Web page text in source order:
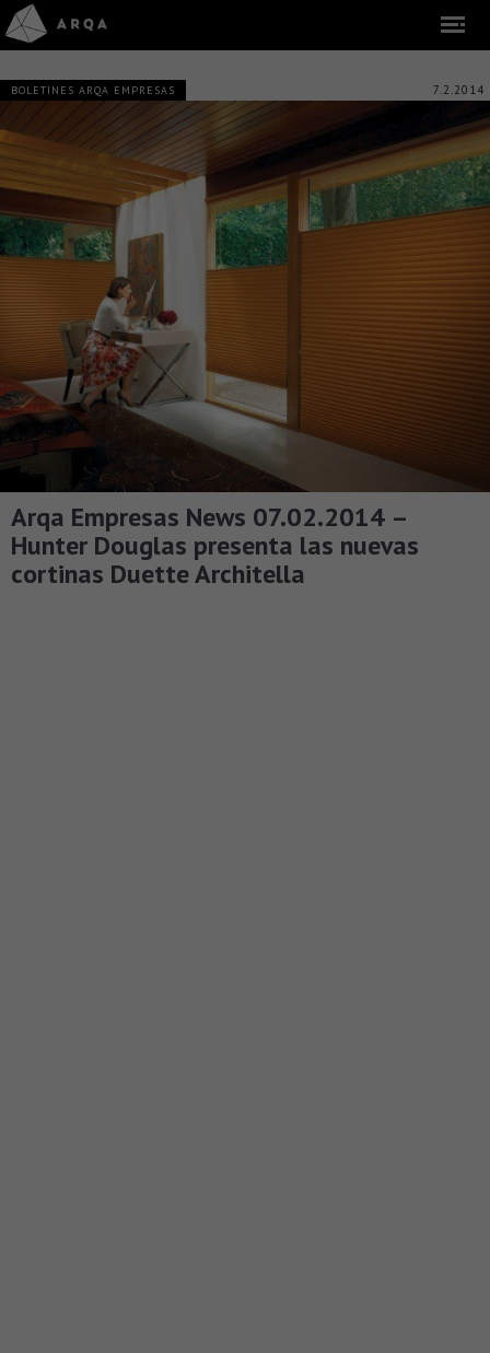
BOLETINES ARQA EMPRESAS 7.2.2014
Arqa Empresas News 07.02.2014 –
Hunter Douglas presenta las nuevas
cortinas Duette Architella